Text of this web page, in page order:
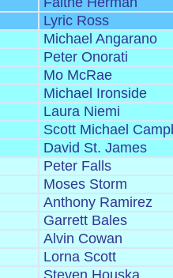
Lyric Ross
Michael Angarano
Peter Onorati
Mo McRae
Michael Ironside
Laura Niemi
Scott Michael
David St. James
Peter Falls
Moses Storm
Anthony Ramirez
Garrett Bales
Alvin Cowan
Lorna Scott
Steven Houska